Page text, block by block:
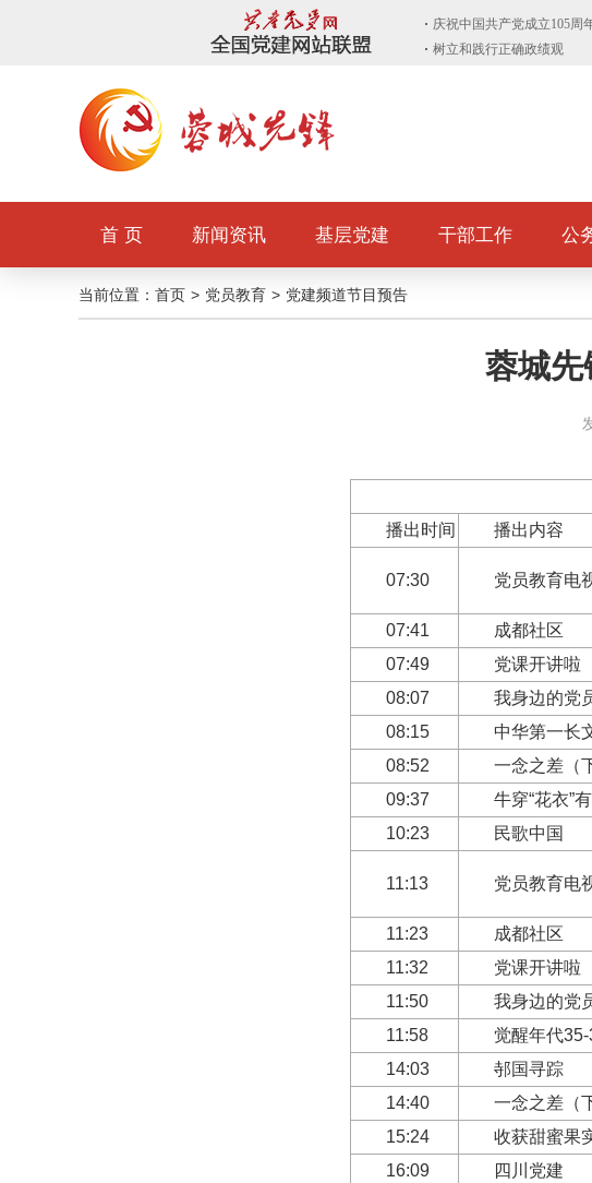
首 页 新闻资讯 基层党建 干部工作 公
当前位置： 首页 > 党员教育 > 党建频道节目预告
蓉城先
蓉城先锋党员
播出时间
播出内容
07:30 党员教育电
07:41
成都社区
07:49
党课开讲啦
08:07
我身边的党
08:15
中华第一长
08:52
一念之差（
09:37
牛穿“花衣”
10:23
民歌中国
11:13 党员教育电
11:23
成都社区
11:32
党课开讲啦
11:50
我身边的党
11:58
觉醒年代35-
14:03
邿国寻踪
14:40
一念之差（
15:24
收获甜蜜果
16:09
四川党建